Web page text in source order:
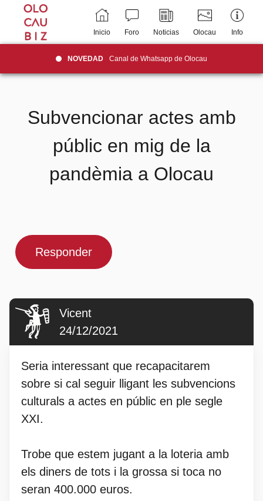
Inicio Foro Noticias Olocau Info
NOVEDAD Canal de Whatsapp de Olocau
Subvencionar actes amb
públic en mig de la
pandèmia a Olocau
Responder
Vicent
24/12/2021
Seria interessant que recapacitarem
sobre si cal seguir lligant les subvencions
culturals a actes en públic en ple segle
XXI.
Trobe que estem jugant a la loteria amb
els diners de tots i la grossa si toca no
seran 400.000 euros.